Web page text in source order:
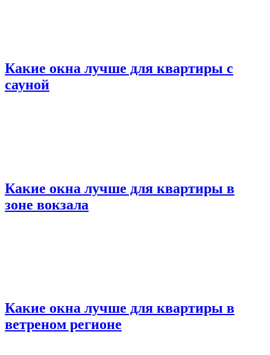
Какие окна лучше для квартиры с
сауной
Какие окна лучше для квартиры в
зоне вокзала
Какие окна лучше для квартиры в
ветреном регионе